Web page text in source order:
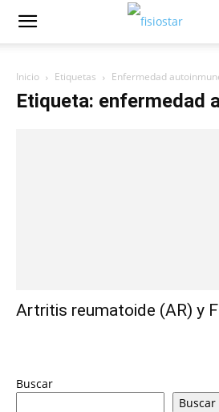
Inicio Etiquetas Enfermedad
Etiqueta: enfermedad
Artritis reumatoide (AR) y
Buscar
Buscar